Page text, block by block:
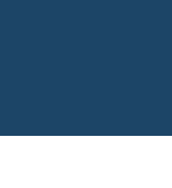
di Genova |